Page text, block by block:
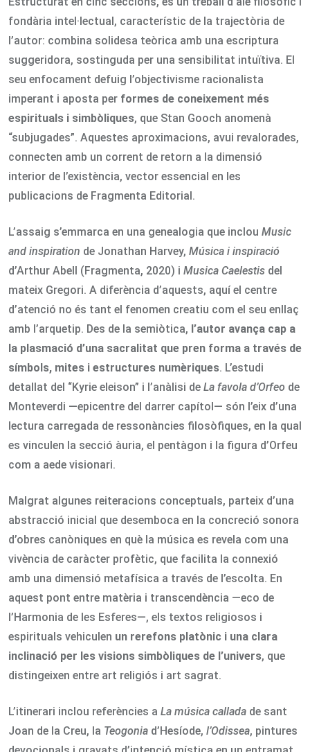
fondària intel·lectual, característic de la trajectòria de
l’autor: combina solidesa teòrica amb una escriptura
suggeridora, sostinguda per una sensibilitat intuïtiva. El
seu enfocament defuig l’objectivisme racionalista
imperant i aposta per formes de coneixement més
espirituals i simbòliques, que Stan Gooch anomenà
“subjugades”. Aquestes aproximacions, avui revalorades,
connecten amb un corrent de retorn a la dimensió
interior de l’existència, vector essencial en les
publicacions de Fragmenta Editorial.
L’assaig s’emmarca en una genealogia que inclou Music
and inspiration de Jonathan Harvey, Música i inspiració
d’Arthur Abell (Fragmenta, 2020) i Musica Caelestis del
mateix Gregori. A diferència d’aquests, aquí el centre
d’atenció no és tant el fenomen creatiu com el seu enllaç
amb l’arquetip. Des de la semiòtica, l’autor avança cap a
la plasmació d’una sacralitat que pren forma a través de
símbols, mites i estructures numèriques. L’estudi
detallat del “Kyrie eleison” i l’anàlisi de La favola d’Orfeo de
Monteverdi —epicentre del darrer capítol— són l’eix d’una
lectura carregada de ressonàncies filosòfiques, en la qual
es vinculen la secció àuria, el pentàgon i la figura d’Orfeu
com a aede visionari.
Malgrat algunes reiteracions conceptuals, parteix d’una
abstracció inicial que desemboca en la concreció sonora
d’obres canòniques en què la música es revela com una
vivència de caràcter profètic, que facilita la connexió
amb una dimensió metafísica a través de l’escolta. En
aquest pont entre matèria i transcendència —eco de
l’Harmonia de les Esferes—, els textos religiosos i
espirituals vehiculen un rerefons platònic i una clara
inclinació per les visions simbòliques de l’univers, que
distingeixen entre art religiós i art sagrat.
L’itinerari inclou referències a La música callada de sant
Joan de la Creu, la Teogonia d’Hesíode, l’Odissea, pintures